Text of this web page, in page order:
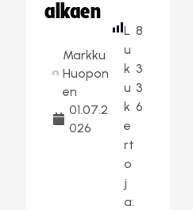
alkaen
Markku
Huopon
en
01.07.2
026
L
u
k
u
k
e
rt
o
j
a:
8
3
3
6